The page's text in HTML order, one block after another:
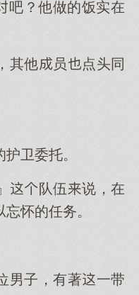
？他做的饭实在
其他员点头同
卫委托。
队伍说，在
怀的任务。
男子，有著一带